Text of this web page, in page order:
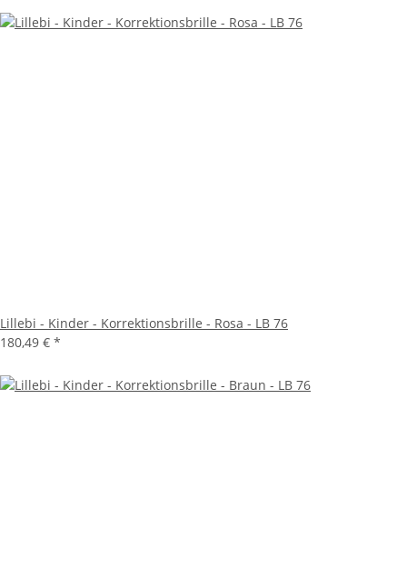
Lillebi - Kinder - Korrektionsbrille - Rosa - LB 76
180,49 € *